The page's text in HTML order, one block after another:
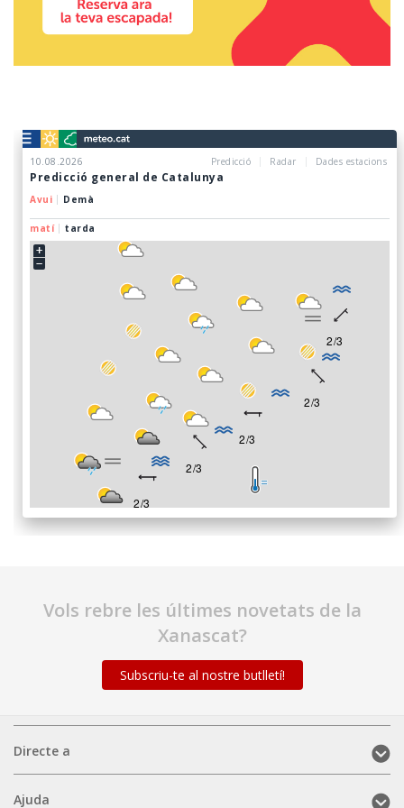
Vols rebre les últimes novetats de la
Xanascat?
Subscriu-te al nostre butlletí!
Directe
Directe a
Ajuda
Ajuda